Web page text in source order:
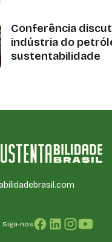
Conferência
indústria do
sustentabilidade
Siga-nos